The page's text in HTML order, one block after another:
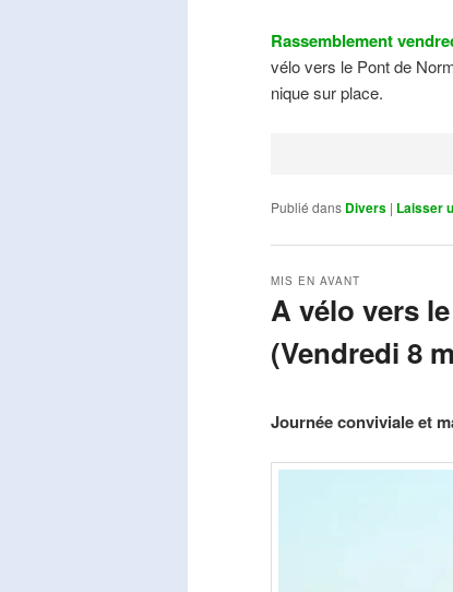
Rassemblement
vélo vers le Pont de
nique sur place.
Publié dans Divers | Laisser
A vélo vers
(Vendredi 8
MIS EN AVANT
Journée conviviale et